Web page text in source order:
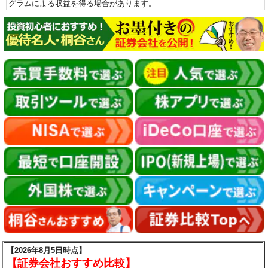
グラムによる収益を得る場合があります。
【2026年8月5日時点】
【証券会社おすすめ比較】